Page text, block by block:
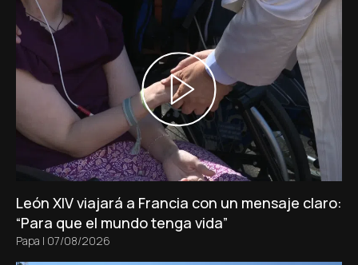
León XIV viajará a Francia con un mensaje claro:
“Para que el mundo tenga vida”
Papa | 07/08/2026